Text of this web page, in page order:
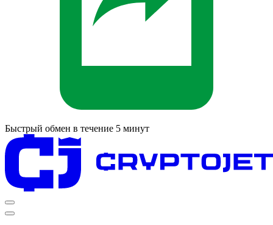
Быстрый обмен в течение 5 минут